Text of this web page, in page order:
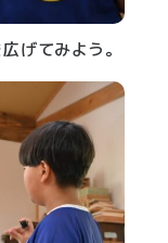
げてみよう。